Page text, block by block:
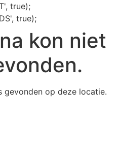
true);
true);
kon niet
op deze locatie.